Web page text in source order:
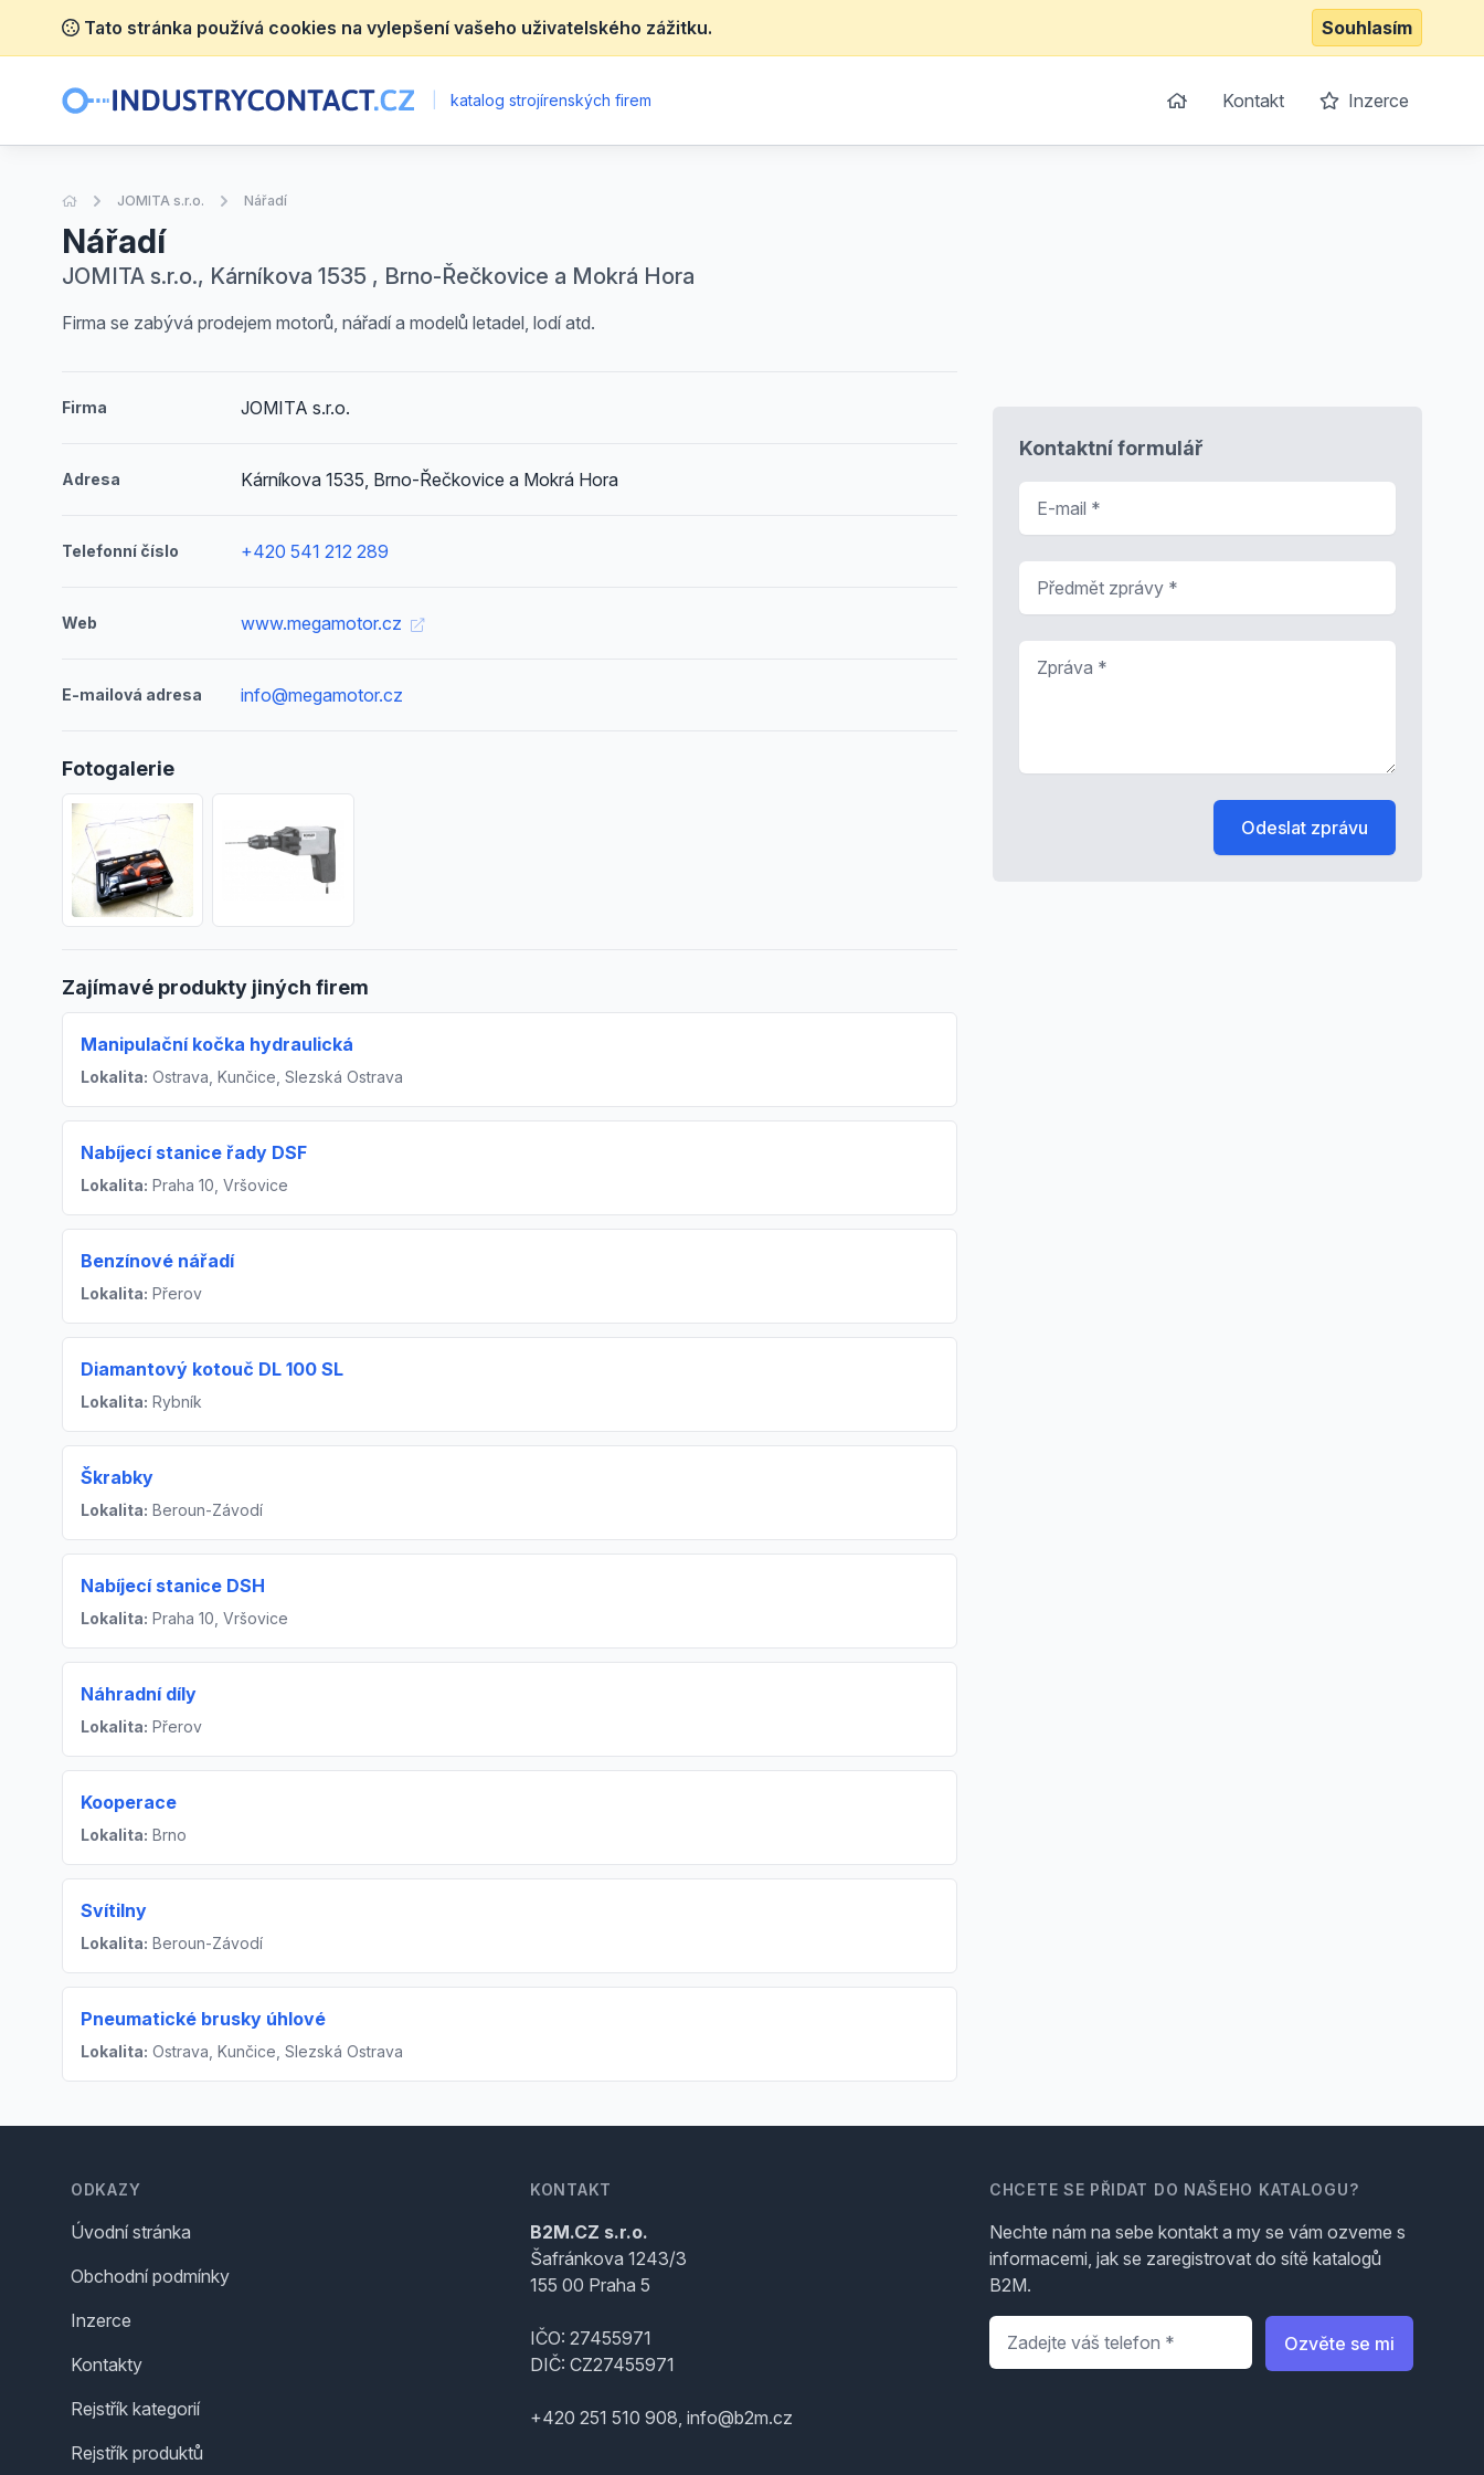
Tato stránka používá cookies na vylepšení vašeho uživatelského zážitku. Souhlasím
katalog strojírenských firem Kontakt Inzerce
Úvodní stránka
JOMITA s.r.o. Nářadí
Nářadí
JOMITA s.r.o., Kárníkova 1535 , Brno-Řečkovice a Mokrá Hora
Firma se zabývá prodejem motorů, nářadí a modelů letadel, lodí atd.
Firma JOMITA s.r.o.
Adresa Kárníkova 1535, Brno-Řečkovice a Mokrá Hora
Telefonní číslo +420 541 212 289
Web www.megamotor.cz
E-mailová adresa info@megamotor.cz
Fotogalerie
Zajímavé produkty jiných firem
Manipulační kočka hydraulická
Lokalita: Ostrava, Kunčice, Slezská Ostrava
Nabíjecí stanice řady DSF
Lokalita: Praha 10, Vršovice
Benzínové nářadí
Lokalita: Přerov
Diamantový kotouč DL 100 SL
Lokalita: Rybník
Škrabky
Lokalita: Beroun-Závodí
Nabíjecí stanice DSH
Lokalita: Praha 10, Vršovice
Náhradní díly
Lokalita: Přerov
Kooperace
Lokalita: Brno
Svítilny
Lokalita: Beroun-Závodí
Pneumatické brusky úhlové
Lokalita: Ostrava, Kunčice, Slezská Ostrava
Kontaktní formulář
Odeslat zprávu
ODKAZY
Úvodní stránka
Obchodní podmínky
Inzerce
Kontakty
Rejstřík kategorií
Rejstřík produktů
KONTAKT
B2M.CZ s.r.o.
Šafránkova 1243/3
155 00 Praha 5
IČO: 27455971
DIČ: CZ27455971
+420 251 510 908, info@b2m.cz
CHCETE SE PŘIDAT DO NAŠEHO KATALOGU?
Nechte nám na sebe kontakt a my se vám ozveme s
informacemi, jak se zaregistrovat do sítě katalogů
B2M.
Telefon
Ozvěte se mi